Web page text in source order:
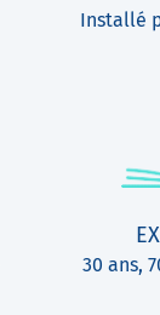
Installé
30 ans,